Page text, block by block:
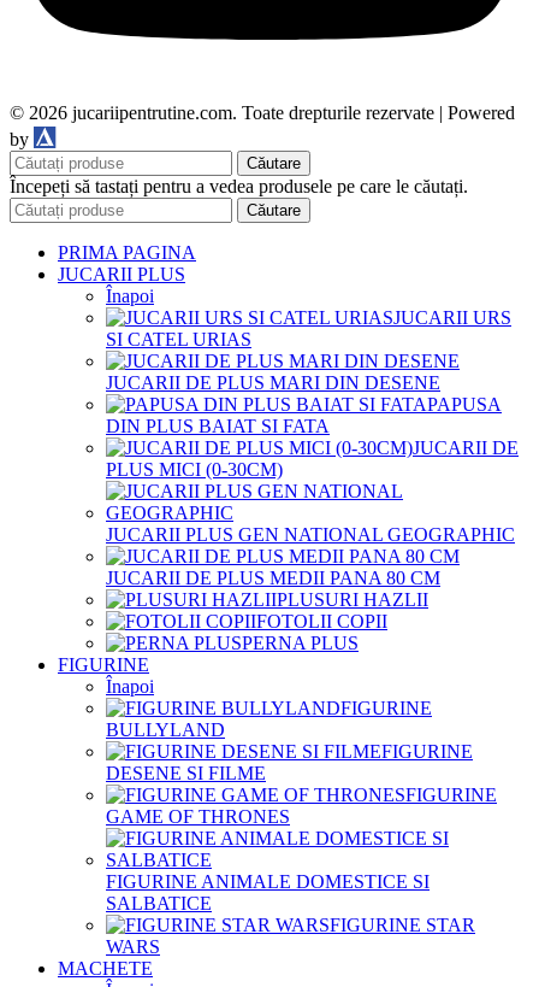
© 2026 jucariipentrutine.com. Toate drepturile rezervate | Powered
by
Căutare
Începeți să tastați pentru a vedea produsele pe care le căutați.
Căutare
PRIMA PAGINA
JUCARII PLUS
Înapoi
JUCARII URS
SI CATEL URIAS
JUCARII DE PLUS MARI DIN DESENE
PAPUSA
DIN PLUS BAIAT SI FATA
JUCARII DE
PLUS MICI (0-30CM)
JUCARII PLUS GEN NATIONAL GEOGRAPHIC
JUCARII DE PLUS MEDII PANA 80 CM
PLUSURI HAZLII
FOTOLII COPII
PERNA PLUS
FIGURINE
Înapoi
FIGURINE
BULLYLAND
FIGURINE
DESENE SI FILME
FIGURINE
GAME OF THRONES
FIGURINE ANIMALE DOMESTICE SI
SALBATICE
FIGURINE STAR
WARS
MACHETE